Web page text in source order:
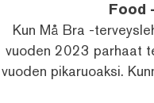
Food
Kun Må Bra -
vuoden 2023 parhaat
vuoden pikaruoaksi.